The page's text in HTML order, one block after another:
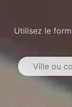
Utilisez le